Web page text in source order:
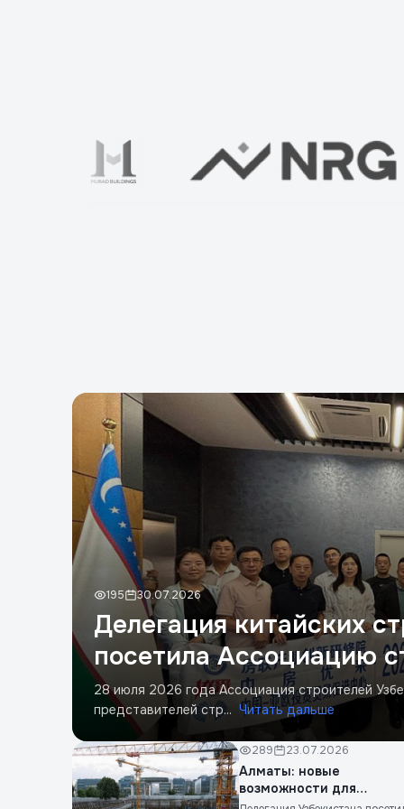
195 30.07.2026
Делегация китайских
посетила Ассоциацию
28 июля 2026 года Ассоциация строителей
представителей стр... Читать дальше
289 23.07.2026
Алматы: новые
возможности для
узбекских строителей